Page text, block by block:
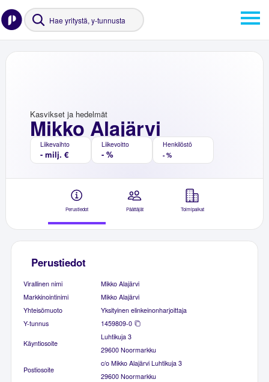
Mikko Alajärvi
Kasvikset ja hedelmät
Liikevaihto
- milj. €
Liikevoitto
- %
Henkilöstö
- %
Perustiedot Päättäjät Toimipaikat
Perustiedot
Virallinen nimi
Mikko Alajärvi
Markkinointinimi
Mikko Alajärvi
Yhteisömuoto
Yksityinen elinkeinonharjoittaja
Y-tunnus
1459809-0
Käyntiosoite
Luhtikuja 3
29600 Noormarkku
Postiosoite
c/o Mikko Alajärvi Luhtikuja 3
29600 Noormarkku